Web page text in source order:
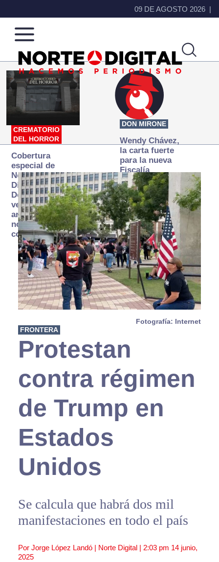
09 DE AGOSTO 2026
Norte
de
Ciudad
Más
que
noticias,
hacemos periodismo
CREMATORIO
DEL HORROR
Cobertura
especial de
Norte
Digital:
Donde la
verdad
arde… pero
no se
consume
DON MIRONE
Wendy Chávez,
la carta fuerte
para la nueva
Fiscalía
autónoma
Fotografía: Internet
FRONTERA
Protestan
contra régimen
de Trump en
Estados
Unidos
Se calcula que habrá dos mil
manifestaciones en todo el país
Por Jorge López Landó | Norte Digital | 2:03 pm 14 junio,
2025